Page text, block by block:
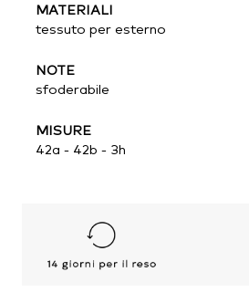
MATERIALI
tessuto per esterno
NOTE
sfoderabile
MISURE
42a - 42b - 3h